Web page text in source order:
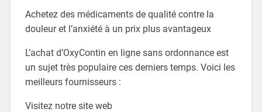
Achetez des médicaments de qualité contre la
douleur et l’anxiété à un prix plus avantageux
L’achat d’OxyContin en ligne sans ordonnance est
un sujet très populaire ces derniers temps. Voici les
meilleurs fournisseurs :
Visitez notre site web